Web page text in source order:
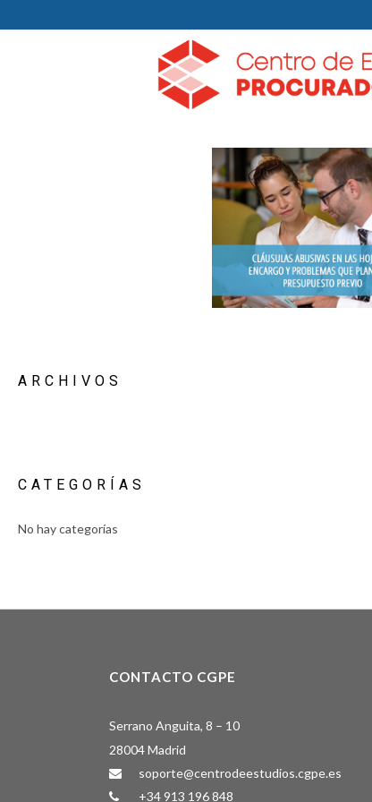
ARCHIVOS
CATEGORÍAS
No hay categorías
CONTACTO CGPE
Serrano Anguita, 8 – 10
28004 Madrid
soporte@centrodeestudios.cgpe.es
+34 913 196 848